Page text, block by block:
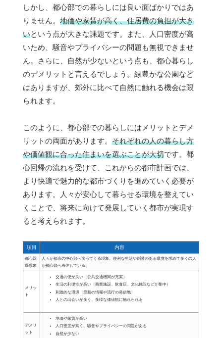
しかし、都心部での暮らしには良い面ばかりではあ
りません。 地価や家賃が高く、住居費の負担が大き
いという点が大きな課題です。また、人口密度が高
いため、騒音やプライバシーの問題も無視できませ
ん。さらに、自然が少ないという点も、都心暮らし
のデメリットと言えるでしょう。緑豊かな公園など
はありますが、郊外に比べて自然に触れる機会は限
られます。
このように、都心部での暮らしにはメリットとデメ
リットの両面があります。 それぞれの人の暮らし方
や価値観に合った住まいを選ぶことが大切です。都
心回帰の流れを受けて、これからの都市計画では、
より快適で魅力的な都市づくりを進めていく必要が
あります。人々が安心して暮らせる環境を整えてい
くことで、将来に向けて発展していく都市が実現す
ると考えられます。
項目 内容
都心回
帰現象
人々が都市の中心部へ戻ってくる現象。便利な生活や刺激のある環境を求めて多くの人
が都心部へ移住している。
メリッ
ト
交通の便が良い（公共交通機関が充実）
生活の利便性が高い（商業施設、飲食店、文化施設などが集中）
刺激的な環境（最新の情報や流行の発信地）
人との出会いが多く、多様な価値観に触れられる
デメリ
ット
地価や家賃が高い
人口密度が高く、騒音やプライバシーの問題がある
自然が少ない